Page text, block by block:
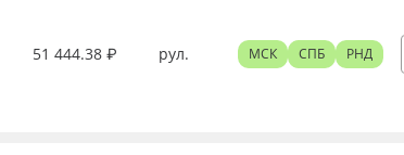
51 444.38 ₽ рул. МСК СПБ РНД